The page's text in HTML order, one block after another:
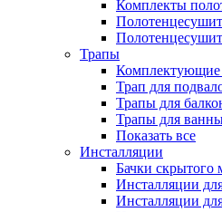
Комплекты
Трапы
Комплектующие
Трап для
Трапы для
Трапы для
Показать все
Инсталляции
Бачки скрытого
Инсталляции
Инсталляции